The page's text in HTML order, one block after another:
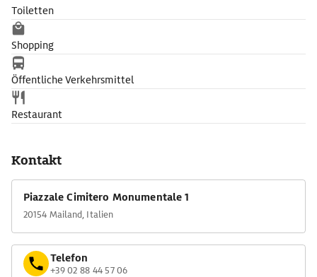
Toiletten
Shopping
Öffentliche Verkehrsmittel
Restaurant
Kontakt
Piazzale Cimitero Monumentale 1
20154 Mailand, Italien
Telefon
+39 02 88 44 57 06